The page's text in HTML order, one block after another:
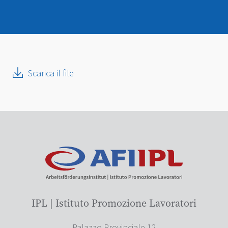
Scarica il file
IPL | Istituto Promozione Lavoratori